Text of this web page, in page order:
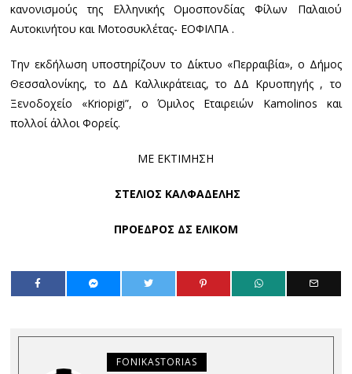
κανονισμούς της Ελληνικής Ομοσπονδίας Φίλων Παλαιού
Αυτοκινήτου και Μοτοσυκλέτας- ΕΟΦΙΛΠΑ .
Την εκδήλωση υποστηρίζουν το Δίκτυο «Περραιβία», ο Δήμος
Θεσσαλονίκης, το ΔΔ Καλλικράτειας, το ΔΔ Κρυοπηγής , το
Ξενοδοχείο «Kriopigi”, ο Όμιλος Εταιρειών Kamolinos και
πολλοί άλλοι Φορείς.
ΜΕ ΕΚΤΙΜΗΣΗ
ΣΤΕΛΙΟΣ ΚΑΛΦΑΔΕΛΗΣ
ΠΡΟΕΔΡΟΣ ΔΣ ΕΛΙΚΟΜ
FONIKASTORIAS